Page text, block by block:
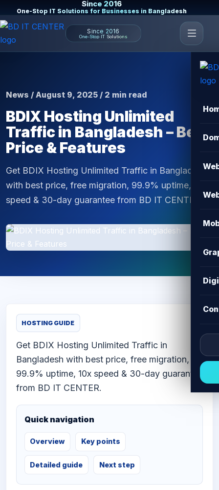
Since 2016
One-Stop IT Solutions for Businesses in Bangladesh
Since 2016
One-Stop IT Solutions
News / August 9, 2025 / 2 min read
BDIX Hosting Unlimited
Traffic in Bangladesh – Best
Price & Features
Get BDIX Hosting Unlimited Traffic in Bangladesh
with best price, free migration, 99.9% uptime, 10x
speed & 30-day guarantee from BD IT CENTER.
HOSTING GUIDE
Get BDIX Hosting Unlimited Traffic in
Bangladesh with best price, free migration,
99.9% uptime, 10x speed & 30-day guarantee
from BD IT CENTER.
Quick navigation
Overview Key points
Detailed guide Next step